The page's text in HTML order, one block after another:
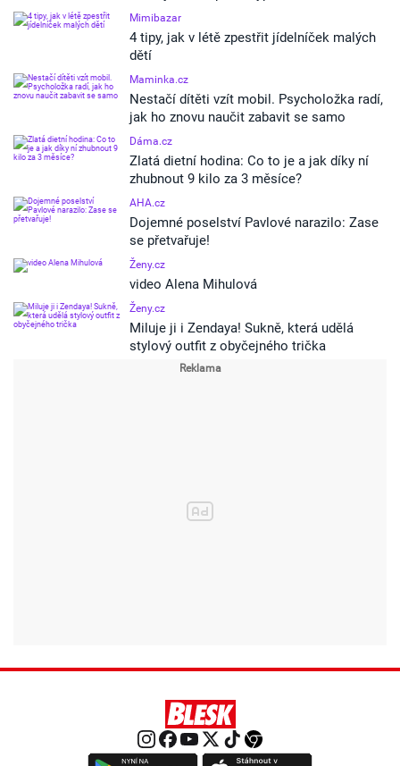
Mimibazar
4 tipy, jak v létě zpestřit jídelníček malých
dětí
Maminka.cz
Nestačí dítěti vzít mobil. Psycholožka radí,
jak ho znovu naučit zabavit se samo
Dáma.cz
Zlatá dietní hodina: Co to je a jak díky ní
zhubnout 9 kilo za 3 měsíce?
AHA.cz
Dojemné poselství Pavlové narazilo: Zase
se přetvařuje!
Ženy.cz
video Alena Mihulová
Ženy.cz
Miluje ji i Zendaya! Sukně, která udělá
stylový outfit z obyčejného trička